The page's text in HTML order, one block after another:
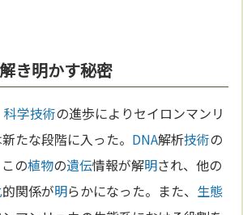
き明かす秘密
科学技術の進歩によりセイロンマンリ
たな段階に入った。 DNA解析技術の
の植物の遺伝情報が解明され、他の
的関係が明らかになった。また、 生態